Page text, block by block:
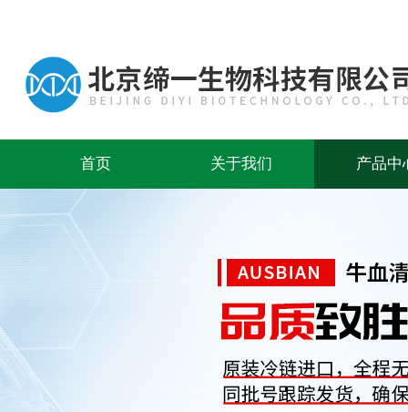
首页 关于我们 产品中